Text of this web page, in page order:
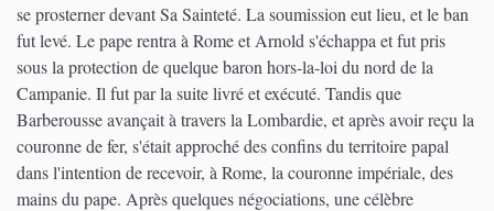
se prosterner devant Sa Sainteté. La soumission eut lieu, et le ban
fut levé. Le pape rentra à Rome et Arnold s'échappa et fut pris
sous la protection de quelque baron hors-la-loi du nord de la
Campanie. Il fut par la suite livré et exécuté. Tandis que
Barberousse avançait à travers la Lombardie, et après avoir reçu la
couronne de fer, s'était approché des confins du territoire papal
dans l'intention de recevoir, à Rome, la couronne impériale, des
mains du pape. Après quelques négociations, une célèbre